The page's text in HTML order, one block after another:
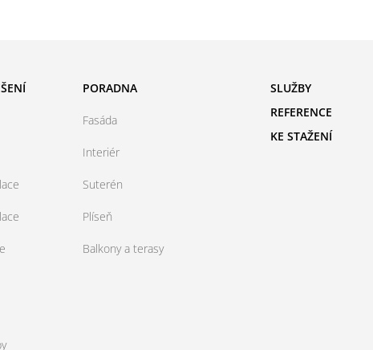
PORADNA
Fasáda
Interiér
Suterén
Plíseň
Balkony a terasy
SLUŽBY
REFERENCE
KE STAŽENÍ